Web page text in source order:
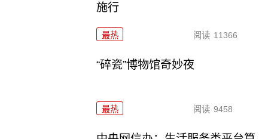
施行
最热 阅读 11366
“碎瓷”博物馆奇妙夜
最热 阅读 9458